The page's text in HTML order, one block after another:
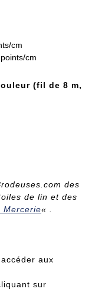
cm
cm
(fil de 8 m,
des
de lin et des
Mercerie« .
aux
sur